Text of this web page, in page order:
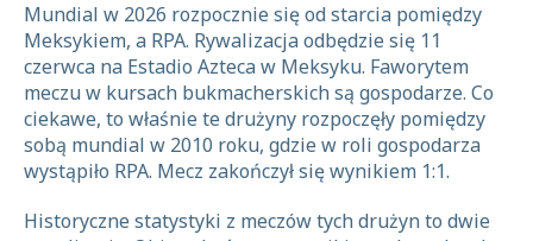
Mundial w 2026 rozpocznie się od starcia pomiędzy
Meksykiem, a RPA. Rywalizacja odbędzie się 11
czerwca na Estadio Azteca w Meksyku. Faworytem
meczu w kursach bukmacherskich są gospodarze. Co
ciekawe, to właśnie te drużyny rozpoczęły pomiędzy
sobą mundial w 2010 roku, gdzie w roli gospodarza
wystąpiło RPA. Mecz zakończył się wynikiem 1:1.
Historyczne statystyki z meczów tych drużyn to dwie